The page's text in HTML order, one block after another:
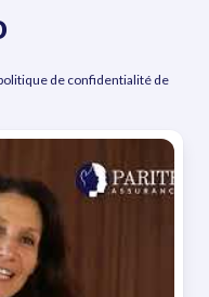
de confidentialité de